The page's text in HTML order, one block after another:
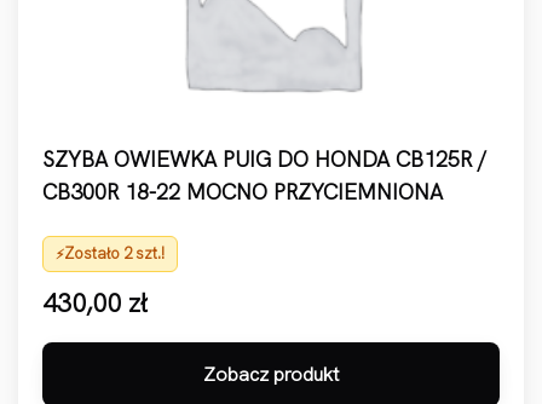
SZYBA OWIEWKA PUIG DO HONDA CB125R /
CB300R 18-22 MOCNO PRZYCIEMNIONA
Zostało 2 szt.!
430,00 zł
Zobacz produkt